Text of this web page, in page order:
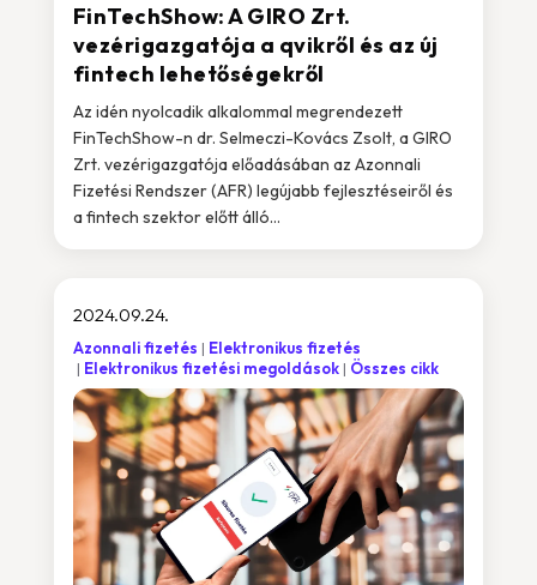
FinTechShow: A GIRO Zrt.
vezérigazgatója a qvikről és az új
fintech lehetőségekről
Az idén nyolcadik alkalommal megrendezett
FinTechShow-n dr. Selmeczi-Kovács Zsolt, a GIRO
Zrt. vezérigazgatója előadásában az Azonnali
Fizetési Rendszer (AFR) legújabb fejlesztéseiről és
a fintech szektor előtt álló...
2024.09.24.
Azonnali fizetés
Elektronikus fizetés
Elektronikus fizetési megoldások
Összes cikk